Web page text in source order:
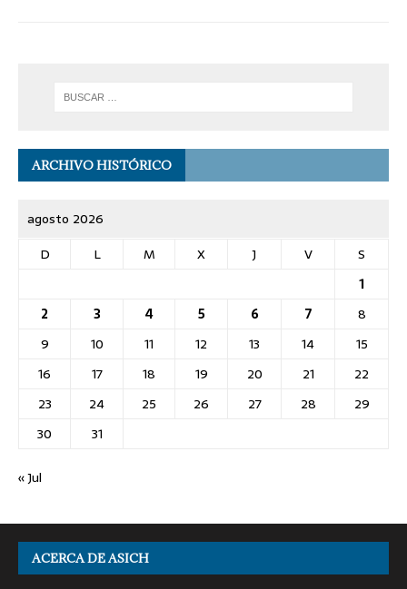
ARCHIVO HISTÓRICO
agosto 2026
D
L M X J V
S
1
2
3 4 5 6 7
8
9
10 11 12 13 14
15
16
17 18 19 20 21
22
23
24 25 26 27 28
29
30
31
« Jul
ACERCA DE ASICH